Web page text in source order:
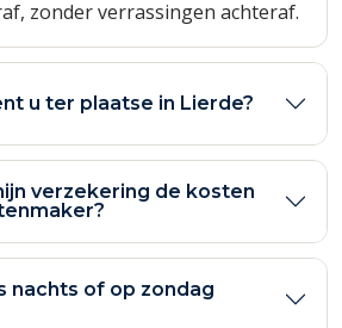
zonder verrassingen achteraf.
u ter plaatse in Lierde?
verzekering de kosten
nachts of op zondag